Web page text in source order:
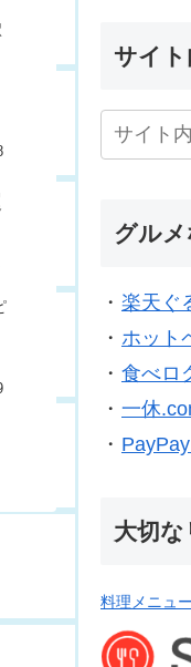
サイ
グル
・ 楽天ぐ
・ ホット
・ 食べロ
・ 一休
・
大切
料理メニュ